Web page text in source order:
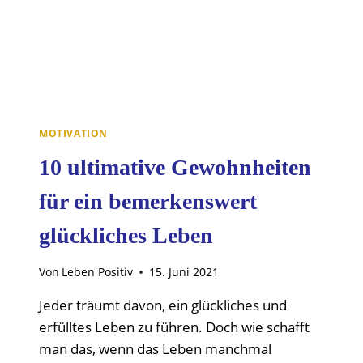
MOTIVATION
10 ultimative Gewohnheiten
für ein bemerkenswert
glückliches Leben
Von Leben Positiv 15. Juni 2021
Jeder träumt davon, ein glückliches und
erfülltes Leben zu führen. Doch wie schafft
man das, wenn das Leben manchmal